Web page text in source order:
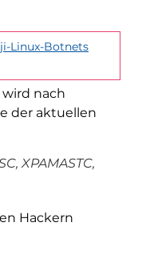
Linux-Botnets
nach
der aktuellen
XPAMASTC,
Hackern